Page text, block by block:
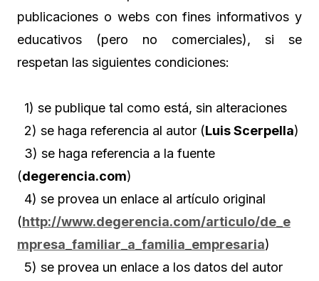
publicaciones o webs con fines informativos y
educativos (pero no comerciales), si se
respetan las siguientes condiciones:
1) se publique tal como está, sin alteraciones
2) se haga referencia al autor (Luis Scerpella)
3) se haga referencia a la fuente
(degerencia.com)
4) se provea un enlace al artículo original
(http://www.degerencia.com/articulo/de_e
mpresa_familiar_a_familia_empresaria)
5) se provea un enlace a los datos del autor